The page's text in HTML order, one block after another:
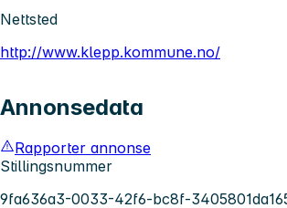
Nettsted
http://www.klepp.kommune.no/
Annonsedata
Rapporter annonse
Stillingsnummer
9fa636a3-0033-42f6-bc8f-